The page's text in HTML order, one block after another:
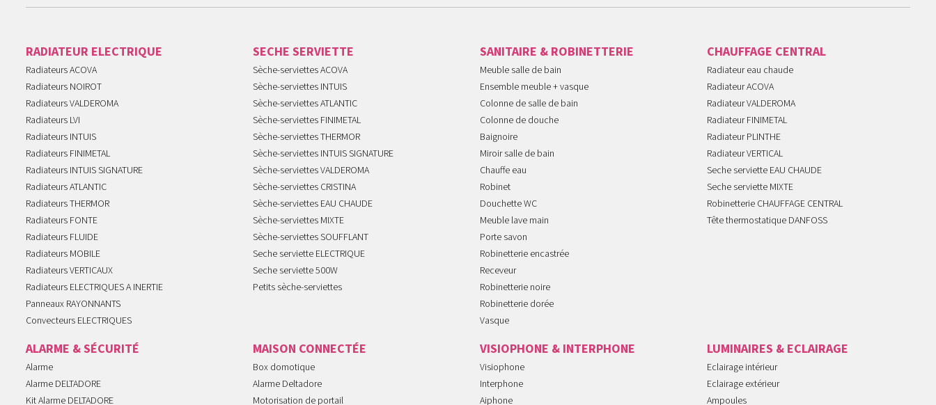
RADIATEUR ELECTRIQUE
Radiateurs ACOVA
Radiateurs NOIROT
Radiateurs VALDEROMA
Radiateurs LVI
Radiateurs INTUIS
Radiateurs FINIMETAL
Radiateurs INTUIS SIGNATURE
Radiateurs ATLANTIC
Radiateurs THERMOR
Radiateurs FONTE
Radiateurs FLUIDE
Radiateurs MOBILE
Radiateurs VERTICAUX
Radiateurs ELECTRIQUES A INERTIE
Panneaux RAYONNANTS
Convecteurs ELECTRIQUES
SECHE SERVIETTE
Sèche-serviettes ACOVA
Sèche-serviettes INTUIS
Sèche-serviettes ATLANTIC
Sèche-serviettes FINIMETAL
Sèche-serviettes THERMOR
Sèche-serviettes INTUIS SIGNATURE
Sèche-serviettes VALDEROMA
Sèche-serviettes CRISTINA
Sèche-serviettes EAU CHAUDE
Sèche-serviettes MIXTE
Sèche-serviettes SOUFFLANT
Seche serviette ELECTRIQUE
Seche serviette 500W
Petits sèche-serviettes
SANITAIRE & ROBINETTERIE
Meuble salle de bain
Ensemble meuble + vasque
Colonne de salle de bain
Colonne de douche
Baignoire
Miroir salle de bain
Chauffe eau
Robinet
Douchette WC
Meuble lave main
Porte savon
Robinetterie encastrée
Receveur
Robinetterie noire
Robinetterie dorée
Vasque
CHAUFFAGE CENTRAL
Radiateur eau chaude
Radiateur ACOVA
Radiateur VALDEROMA
Radiateur FINIMETAL
Radiateur PLINTHE
Radiateur VERTICAL
Seche serviette EAU CHAUDE
Seche serviette MIXTE
Robinetterie CHAUFFAGE CENTRAL
Tête thermostatique DANFOSS
ALARME & SÉCURITÉ
Alarme
Alarme DELTADORE
Kit Alarme DELTADORE
MAISON CONNECTÉE
Box domotique
Alarme Deltadore
Motorisation de portail
VISIOPHONE & INTERPHONE
Visiophone
Interphone
Aiphone
LUMINAIRES & ECLAIRAGE
Eclairage intérieur
Eclairage extérieur
Ampoules